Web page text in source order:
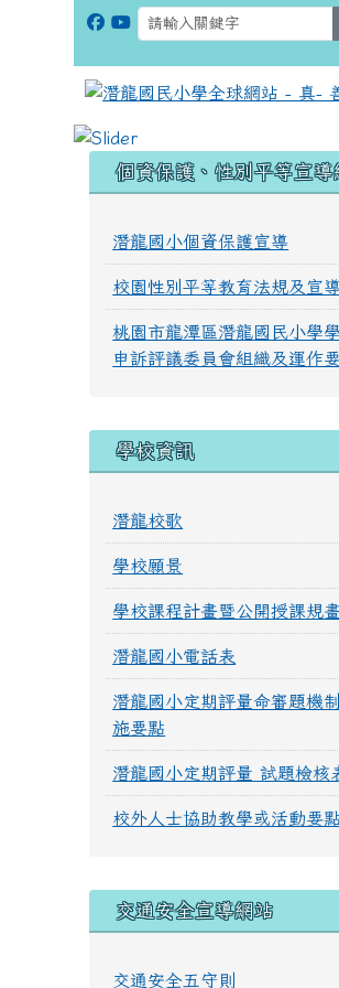
個資保護、性別平等宣導
潛龍國小個資保護宣導
校園性別平等教育法規及宣
桃園市龍潭區潛龍國民小學
申訴評議委員會組織及運作
學校資訊
潛龍校歌
學校願景
學校課程計畫暨公開授課規
潛龍國小電話表
潛龍國小定期評量命審題機
施要點
潛龍國小定期評量 試題檢核
校外人士協助教學或活動要點
交通安全宣導網站
交通安全五守則